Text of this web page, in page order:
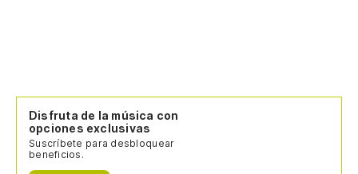
Disfruta de la música con
opciones exclusivas
Suscríbete para desbloquear
beneficios.